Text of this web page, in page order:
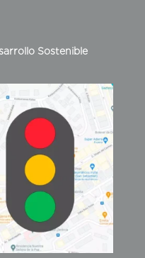
Sostenible